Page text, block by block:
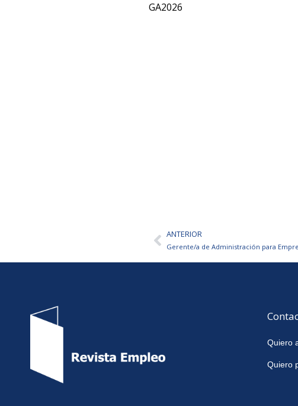
GA2026
AntANTERIOR
Gerente/a de Administración para
Quiero
Quiero